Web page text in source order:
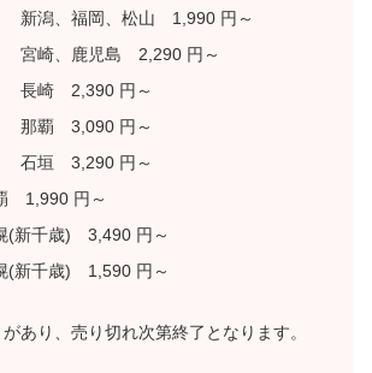
新潟、福岡、松山 1,990 円～
宮崎、鹿児島 2,290 円～
長崎 2,390 円～
那覇 3,090 円～
石垣 3,290 円～
1,990 円～
千歳) 3,490 円～
千歳) 1,590 円～
あり、売り切れ次第終了となります。